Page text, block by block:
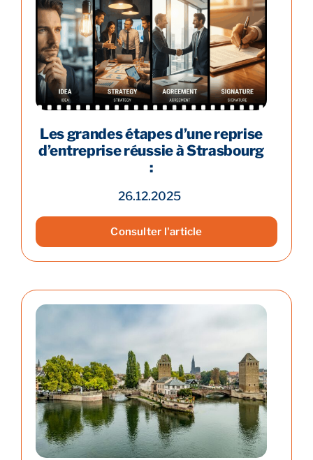
Les grandes étapes d’une reprise
d’entreprise réussie à Strasbourg
:
26.12.2025
Consulter l'article